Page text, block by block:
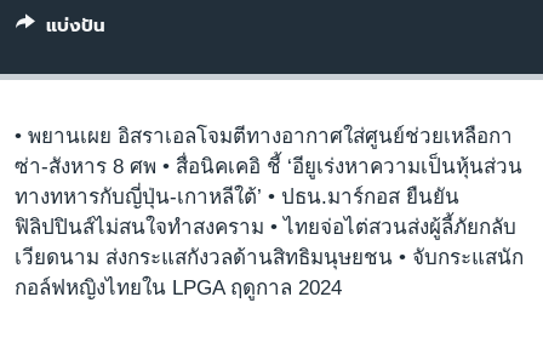
แบ่งปัน
• พยานเผย อิสราเอลโจมตีทางอากาศใส่ศูนย์ช่วยเหลือกา
ซ่า-สังหาร 8 ศพ • สื่อนิคเคอิ ชี้ ‘อียูเร่งหาความเป็นหุ้นส่วน
ทางทหารกับญี่ปุ่น-เกาหลีใต้’ • ปธน.มาร์กอส ยืนยัน
ฟิลิปปินส์ไม่สนใจทำสงคราม • ไทยจ่อไต่สวนส่งผู้ลี้ภัยกลับ
เวียดนาม ส่งกระแสกังวลด้านสิทธิมนุษยชน • จับกระแสนัก
กอล์ฟหญิงไทยใน LPGA ฤดูกาล 2024